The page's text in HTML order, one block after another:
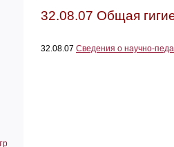
32.08.07 Общая
32.08.07 Сведения о научно-